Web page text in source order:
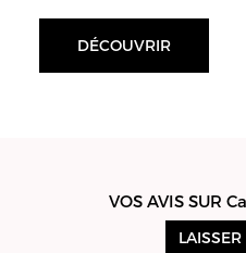
DÉCOUVRIR
VOS AVIS SUR